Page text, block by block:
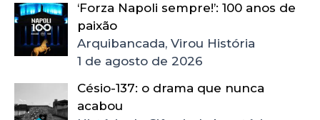
‘Forza Napoli sempre!’: 100 anos de
paixão
Arquibancada, Virou História
1 de agosto de 2026
Césio-137: o drama que nunca
acabou